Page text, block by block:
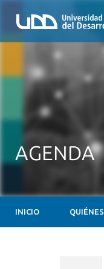
AGENDA
INICIO